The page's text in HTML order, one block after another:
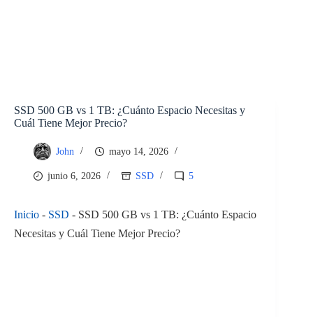
SSD 500 GB vs 1 TB: ¿Cuánto Espacio Necesitas y
Cuál Tiene Mejor Precio?
John mayo 14, 2026
junio 6, 2026 SSD 5
Inicio - SSD - SSD 500 GB vs 1 TB: ¿Cuánto Espacio
Necesitas y Cuál Tiene Mejor Precio?